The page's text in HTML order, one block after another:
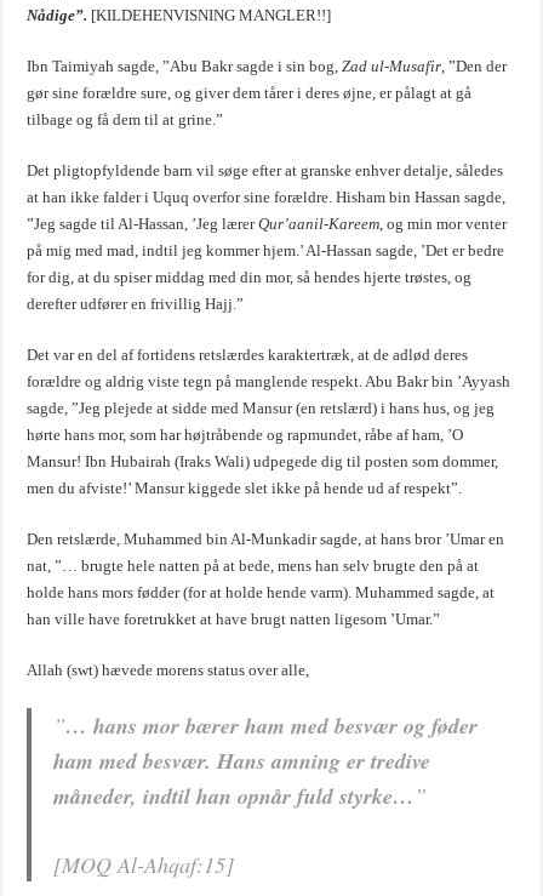
Nådige”. [KILDEHENVISNING MANGLER!!]
Ibn Taimiyah sagde, ”Abu Bakr sagde i sin bog,Zad ul-Musafir, ”Den der
gør sine forældre sure, og giver dem tårer i deres øjne, er pålagt at gå
tilbage og få dem til at grine.”
Det pligtopfyldende barn vil søge efter at granske enhver detalje, således
at han ikke falder i Uquq overfor sine forældre. Hisham bin Hassan sagde,
”Jeg sagde til Al-Hassan, ’Jeg lærerQur’aanil-Kareem, og min mor venter
på mig med mad, indtil jeg kommer hjem.’ Al-Hassan sagde, ’Det er bedre
for dig, at du spiser middag med din mor, så hendes hjerte trøstes, og
derefter udfører en frivillig Hajj.”
Det var en del af fortidens retslærdes karaktertræk, at de adlød deres
forældre og aldrig viste tegn på manglende respekt. Abu Bakr bin ’Ayyash
sagde, ”Jeg plejede at sidde med Mansur (en retslærd) i hans hus, og jeg
hørte hans mor, som har højtråbende og rapmundet, råbe af ham, ’O
Mansur! Ibn Hubairah (Iraks Wali) udpegede dig til posten som dommer,
men du afviste!’ Mansur kiggede slet ikke på hende ud af respekt”.
Den retslærde, Muhammed bin Al-Munkadir sagde, at hans bror ’Umar en
nat, ”… brugte hele natten på at bede, mens han selv brugte den på at
holde hans mors fødder (for at holde hende varm). Muhammed sagde, at
han ville have foretrukket at have brugt natten ligesom ’Umar.”
Allah (swt) hævede morens status over alle,
”… hans mor bærer ham med besvær og føder
ham med besvær. Hans amning er tredive
måneder, indtil han opnår fuld styrke… ”
[MOQ Al-Ahqaf:15]